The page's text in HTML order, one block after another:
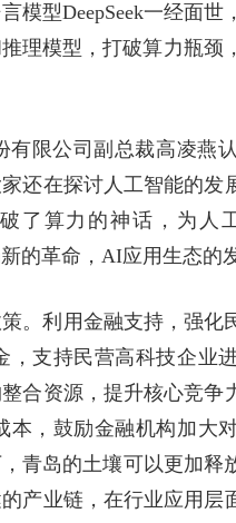
型DeepSeek一经面世
理模型，打破算力瓶颈
限公司副总裁高凌燕
还在探讨人工智能的发
了算力的神话，为人
的革命，AI应用生态的
。利用金融支持，强化
支持民营高科技企业
合资源，提升核心竞争
，鼓励金融机构加大
青岛的土壤可以更加释
产业链，在行业应用层